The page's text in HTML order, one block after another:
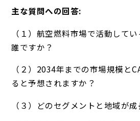
主な質問への回答:
（１）航空燃料市場で活動して
誰ですか？
（２）2034年までの市場規模と
ると予想されますか？
（３）どのセグメントと地域が